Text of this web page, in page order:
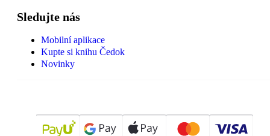
Sledujte nás
Mobilní aplikace
Kupte si knihu Čedok
Novinky